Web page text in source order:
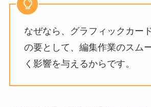
なぜなら、グラフィックカー
の要として、編集作業のスム
く影響を与えるからです。